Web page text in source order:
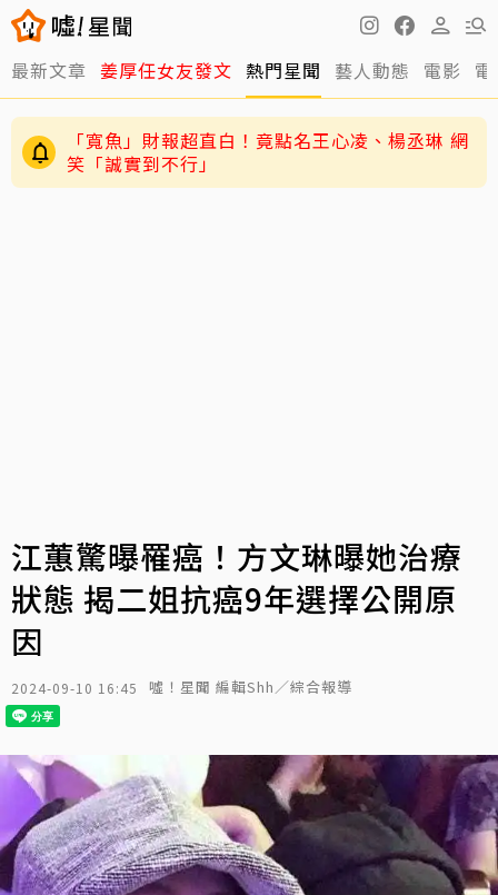
最新文章 姜厚任女友發文 熱門星聞 藝人動態 電影
「寬魚」財報超直白！竟點名王心凌、楊丞琳 網
笑「誠實到不行」
江蕙驚曝罹癌！方文琳曝她治療
狀態 揭二姐抗癌9年選擇公開原
因
2024-09-10 16:45 噓！星聞 編輯Shh／綜合報導